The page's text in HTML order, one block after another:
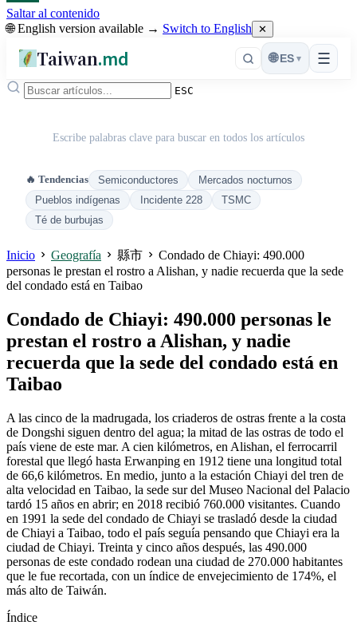
Saltar al contenido
🌐 English version available → Switch to English ✕
Taiwan.md ☰
🌐 ES ▾
ESC
Escribe palabras clave para buscar en todos los artículos
🔥 Tendencias Semiconductores
Mercados nocturnos
Pueblos indígenas
Incidente 228
TSMC
Té de burbujas
Inicio Geografía 縣市
Condado de Chiayi: 490.000
personas le prestan el rostro a Alishan, y nadie recuerda que la sede
del condado está en Taibao
Condado de Chiayi: 490.000 personas le
prestan el rostro a Alishan, y nadie
recuerda que la sede del condado está en
Taibao
A las cinco de la madrugada, los criaderos de ostras frente a la costa
de Dongshi siguen dentro del agua; la mitad de las ostras de todo el
país viene de este mar. A cien kilómetros, en Alishan, el ferrocarril
forestal que llegó hasta Erwanping en 1912 tiene una longitud total
de 66,6 kilómetros. En medio, junto a la estación Chiayi del tren de
alta velocidad en Taibao, la sede sur del Museo Nacional del Palacio
tardó 15 años en abrir; en 2018 recibió 760.000 visitantes. Cuando
en 1991 la sede del condado de Chiayi se trasladó desde la ciudad
de Chiayi a Taibao, todo el país seguía pensando que Chiayi era la
ciudad de Chiayi. Treinta y cinco años después, las 490.000
personas de este condado rodean una ciudad de 270.000 habitantes
que le fue recortada, con un índice de envejecimiento de 174%, el
más alto de Taiwán.
Índice